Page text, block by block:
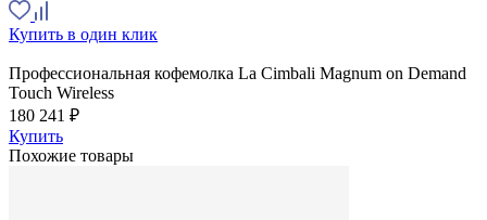
Купить в один клик
Профессиональная кофемолка La Cimbali Magnum on Demand
Touch Wireless
180 241 ₽
Купить
Похожие товары